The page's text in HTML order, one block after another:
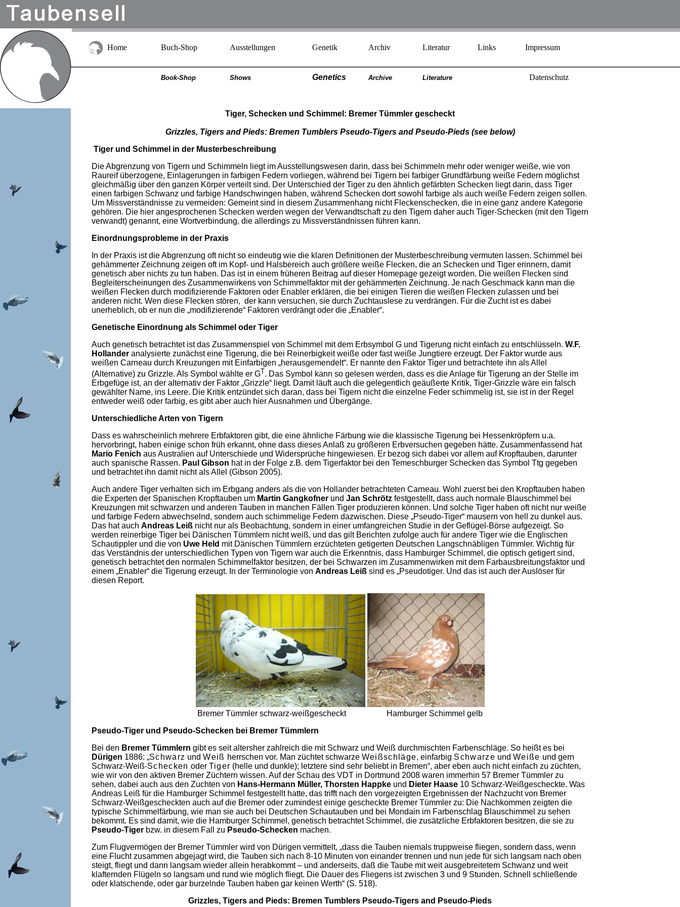
Home Buch-Shop Ausstellungen Genetik Archiv Literatur Links Impressum
Book-Shop Shows Genetics Archive Literature Datenschutz
Tiger, Schecken und Schimmel: Bremer Tümmler gescheckt
Grizzles, Tigers and Pieds: Bremen Tumblers Pseudo-Tigers and Pseudo-Pieds (see below)
Tiger und Schimmel in der Musterbeschreibung
Die Abgrenzung von Tigern und Schimmeln liegt im Ausstellungswesen darin, dass bei Schimmeln mehr oder weniger weiße, wie von
Raureif überzogene, Einlagerungen in farbigen Federn vorliegen, während bei Tigern bei farbiger Grundfärbung weiße Federn möglichst
gleichmäßig über den ganzen Körper verteilt sind. Der Unterschied der Tiger zu den ähnlich gefärbten Schecken liegt darin, dass Tiger
einen farbigen Schwanz und farbige Handschwingen haben, während Schecken dort sowohl farbige als auch weiße Federn zeigen sollen.
Um Missverständnisse zu vermeiden: Gemeint sind in diesem Zusammenhang nicht Fleckenschecken, die in eine ganz andere Kategorie
gehören. Die hier angesprochenen Schecken werden wegen der Verwandtschaft zu den Tigern daher auch Tiger-Schecken (mit den Tigern
verwandt) genannt, eine Wortverbindung, die allerdings zu Missverständnissen führen kann.
Einordnungsprobleme in der Praxis
In der Praxis ist die Abgrenzung oft nicht so eindeutig wie die klaren Definitionen der Musterbeschreibung vermuten lassen. Schimmel bei
gehämmerter Zeichnung zeigen oft im Kopf- und Halsbereich auch größere weiße Flecken, die an Schecken und Tiger erinnern, damit
genetisch aber nichts zu tun haben. Das ist in einem früheren Beitrag auf dieser Homepage gezeigt worden. Die weißen Flecken sind
Begleiterscheinungen des Zusammenwirkens von Schimmelfaktor mit der gehämmerten Zeichnung. Je nach Geschmack kann man die
weißen Flecken durch modifizierende Faktoren oder Enabler erklären, die bei einigen Tieren die weißen Flecken zulassen und bei
anderen nicht. Wen diese Flecken stören, der kann versuchen, sie durch Zuchtauslese zu verdrängen. Für die Zucht ist es dabei
unerheblich, ob er nun die „modifizierende“ Faktoren verdrängt oder die „Enabler“.
Genetische Einordnung als Schimmel oder Tiger
Auch genetisch betrachtet ist das Zusammenspiel von Schimmel mit dem Erbsymbol G und Tigerung nicht einfach zu entschlüsseln. W.F.
Hollander analysierte zunächst eine Tigerung, die bei Reinerbigkeit weiße oder fast weiße Jungtiere erzeugt. Der Faktor wurde aus
weißen Carneau durch Kreuzungen mit Einfarbigen „herausgemendelt“. Er nannte den Faktor Tiger und betrachtete ihn als Allel
(Alternative) zu Grizzle. Als Symbol wählte er GT. Das Symbol kann so gelesen werden, dass es die Anlage für Tigerung an der Stelle im
Erbgefüge ist, an der alternativ der Faktor „Grizzle“ liegt. Damit läuft auch die gelegentlich geäußerte Kritik, Tiger-Grizzle wäre ein falsch
gewählter Name, ins Leere. Die Kritik entzündet sich daran, dass bei Tigern nicht die einzelne Feder schimmelig ist, sie ist in der Regel
entweder weiß oder farbig, es gibt aber auch hier Ausnahmen und Übergänge.
Unterschiedliche Arten von Tigern
Dass es wahrscheinlich mehrere Erbfaktoren gibt, die eine ähnliche Färbung wie die klassische Tigerung bei Hessenkröpfern u.a.
hervorbringt, haben einige schon früh erkannt, ohne dass dieses Anlaß zu größeren Erbversuchen gegeben hätte. Zusammenfassend hat
Mario Fenich aus Australien auf Unterschiede und Widersprüche hingewiesen. Er bezog sich dabei vor allem auf Kropftauben, darunter
auch spanische Rassen. Paul Gibson hat in der Folge z.B. dem Tigerfaktor bei den Temeschburger Schecken das Symbol Ttg gegeben
und betrachtet ihn damit nicht als Allel (Gibson 2005).
Auch andere Tiger verhalten sich im Erbgang anders als die von Hollander betrachteten Carneau. Wohl zuerst bei den Kropftauben haben
die Experten der Spanischen Kropftauben um Martin Gangkofner und Jan Schrötz festgestellt, dass auch normale Blauschimmel bei
Kreuzungen mit schwarzen und anderen Tauben in manchen Fällen Tiger produzieren können. Und solche Tiger haben oft nicht nur weiße
und farbige Federn abwechselnd, sondern auch schimmelige Federn dazwischen. Diese „Pseudo-Tiger“ mausern von hell zu dunkel aus.
Das hat auch Andreas Leiß nicht nur als Beobachtung, sondern in einer umfangreichen Studie in der Geflügel-Börse aufgezeigt. So
werden reinerbige Tiger bei Dänischen Tümmlern nicht weiß, und das gilt Berichten zufolge auch für andere Tiger wie die Englischen
Schautippler und die von Uwe Held mit Dänischen Tümmlern erzüchteten getigerten Deutschen Langschnäbligen Tümmler. Wichtig für
das Verständnis der unterschiedlichen Typen von Tigern war auch die Erkenntnis, dass Hamburger Schimmel, die optisch getigert sind,
genetisch betrachtet den normalen Schimmelfaktor besitzen, der bei Schwarzen im Zusammenwirken mit dem Farbausbreitungsfaktor und
einem „Enabler“ die Tigerung erzeugt. In der Terminologie von Andreas Leiß sind es „Pseudotiger. Und das ist auch der Auslöser für
diesen Report.
Bremer Tümmler schwarz-weißgescheckt Hamburger Schimmel gelb
Pseudo-Tiger und Pseudo-Schecken bei Bremer Tümmlern
Bei den Bremer Tümmlern gibt es seit altersher zahlreich die mit Schwarz und Weiß durchmischten Farbenschläge. So heißt es bei
Dürigen 1886: „Schwarz undWeiß herrschen vor. Man züchtet schwarze Weißschläge, einfarbig Schwarze undWeiße und gern
Schwarz-Weiß-Schecken oder Tiger (helle und dunkle); letztere sind sehr beliebt in Bremen“, aber eben auch nicht einfach zu züchten,
wie wir von den aktiven Bremer Züchtern wissen. Auf der Schau des VDT in Dortmund 2008 waren immerhin 57 Bremer Tümmler zu
sehen, dabei auch aus den Zuchten von Hans-Hermann Müller, Thorsten Happke und Dieter Haase 10 Schwarz-Weißgescheckte. Was
Andreas Leiß für die Hamburger Schimmel festgestellt hatte, das trifft nach den vorgezeigten Ergebnissen der Nachzucht von Bremer
Schwarz-Weißgescheckten auch auf die Bremer oder zumindest einige gescheckte Bremer Tümmler zu: Die Nachkommen zeigten die
typische Schimmelfärbung, wie man sie auch bei Deutschen Schautauben und bei Mondain im Farbenschlag Blauschimmel zu sehen
bekommt. Es sind damit, wie die Hamburger Schimmel, genetisch betrachtet Schimmel, die zusätzliche Erbfaktoren besitzen, die sie zu
Pseudo-Tiger bzw. in diesem Fall zu Pseudo-Schecken machen.
Zum Flugvermögen der Bremer Tümmler wird von Dürigen vermittelt, „dass die Tauben niemals truppweise fliegen, sondern dass, wenn
eine Flucht zusammen abgejagt wird, die Tauben sich nach 8-10 Minuten von einander trennen und nun jede für sich langsam nach oben
steigt, fliegt und dann langsam wieder allein herabkommt – und anderseits, daß die Taube mit weit ausgebreitetem Schwanz und weit
klafternden Flügeln so langsam und rund wie möglich fliegt. Die Dauer des Fliegens ist zwischen 3 und 9 Stunden. Schnell schließende
oder klatschende, oder gar burzelnde Tauben haben gar keinen Werth“ (S. 518).
Grizzles, Tigers and Pieds: Bremen Tumblers Pseudo-Tigers and Pseudo-Pieds